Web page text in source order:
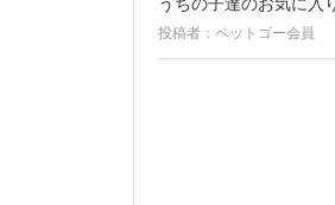
投稿者：ペットゴー会員